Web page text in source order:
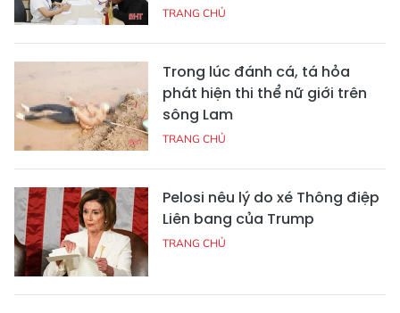
TRANG CHỦ
Trong lúc đánh cá, tá hỏa
phát hiện thi thể nữ giới trên
sông Lam
TRANG CHỦ
Pelosi nêu lý do xé Thông điệp
Liên bang của Trump
TRANG CHỦ